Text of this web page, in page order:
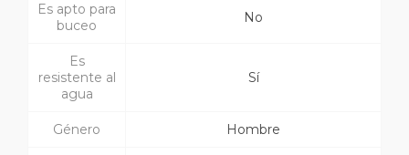
Es apto para
buceo
No
Es
resistente al
agua
Sí
Género Hombre